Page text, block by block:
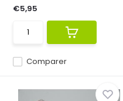
Comparer
€5,95